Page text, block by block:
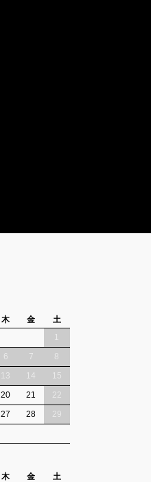
木 金
土
1
6 7
8
13 14
15
20 21
22
27 28
29
木 金
土